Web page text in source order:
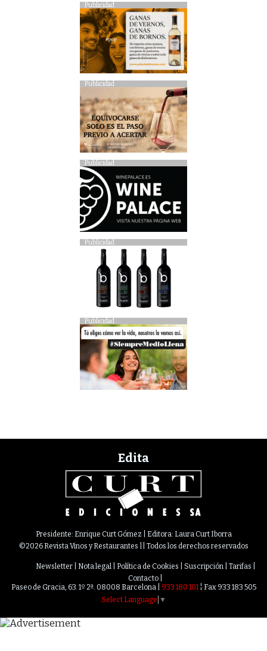
Publicidad
Publicidad
Publicidad
Publicidad
Publicidad
Edita
Presidente: Enrique Curt Gómez | Editora: Laura Curt Iborra
©2026 Revista Vinos y Restaurantes || Todos los derechos reservados
Newsletter Nota legal Política de Cookies Suscripción
Tarifas
Contacto
Paseo de Gracia, 63. 1º 2ª. 08008 Barcelona |
933 180 101¦ Fax 933 183 505
Select Language ▼